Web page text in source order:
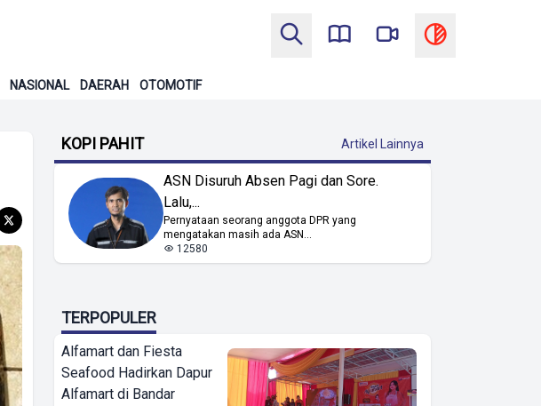
NASIONAL DAERAH OTOMOTIF
KOPI PAHIT Artikel Lainnya
ASN Disuruh Absen Pagi dan Sore.
Lalu,...
Pernyataan seorang anggota DPR yang
mengatakan masih ada ASN...
12580
TERPOPULER
Alfamart dan Fiesta
Seafood Hadirkan Dapur
Alfamart di Bandar